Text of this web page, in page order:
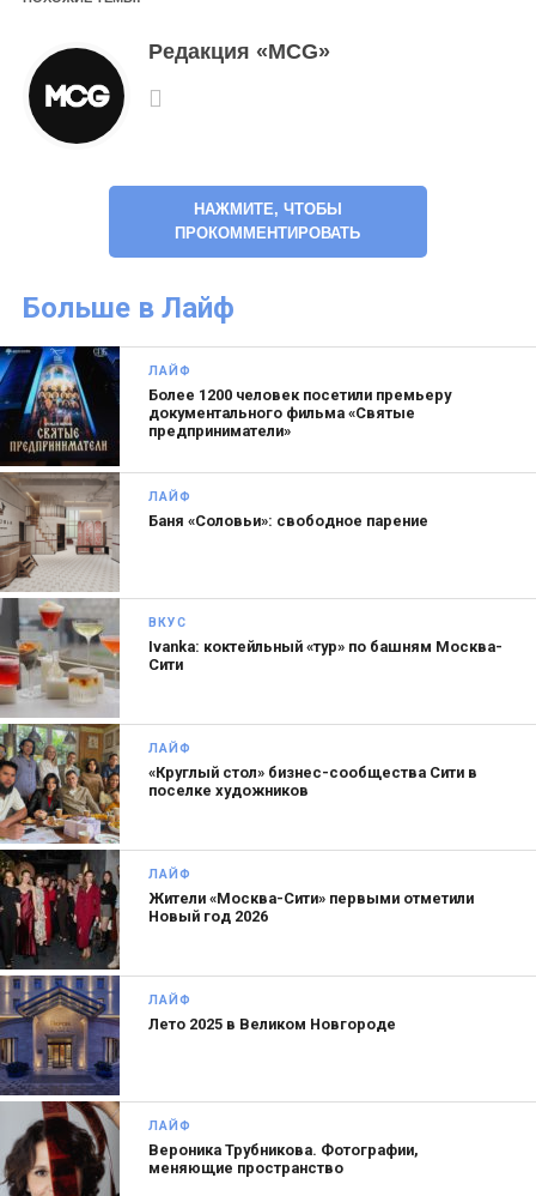
Редакция «MCG»
НАЖМИТЕ, ЧТОБЫ
ПРОКОММЕНТИРОВАТЬ
Больше в Лайф
ЛАЙФ
Более 1200 человек посетили премьеру
документального фильма «Святые
предприниматели»
ЛАЙФ
Баня «Соловьи»: свободное парение
ВКУС
Ivanka: коктейльный «тур» по башням Москва-
Сити
ЛАЙФ
«Круглый стол» бизнес-сообщества Сити в
поселке художников
ЛАЙФ
Жители «Москва-Сити» первыми отметили
Новый год 2026
ЛАЙФ
Лето 2025 в Великом Новгороде
ЛАЙФ
Вероника Трубникова. Фотографии,
меняющие пространство